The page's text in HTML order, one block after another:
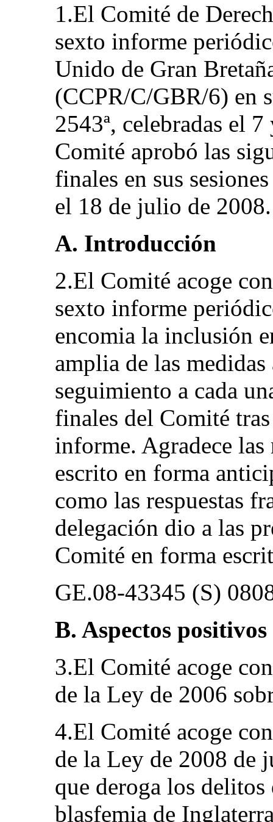
1.El Comité de
sexto informe
Unido de Gran
(CCPR/C/GBR/6) en
2543ª, celebradas el
Comité aprobó las
finales en sus
el 18 de julio de 2008.
A. Introducción
2.El Comité acoge
sexto informe
encomia la inclusión
amplia de las medidas
seguimiento a cada
finales del Comité
informe. Agradece las
escrito en forma
como las respuestas
delegación dio a las
Comité en forma
GE.08-43345 (S)
B. Aspectos positivos
3.El Comité acoge
de la Ley de 2006
4.El Comité acoge
de la Ley de 2008 de
que deroga los
blasfemia de